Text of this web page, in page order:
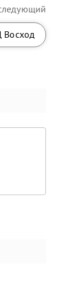
Восход